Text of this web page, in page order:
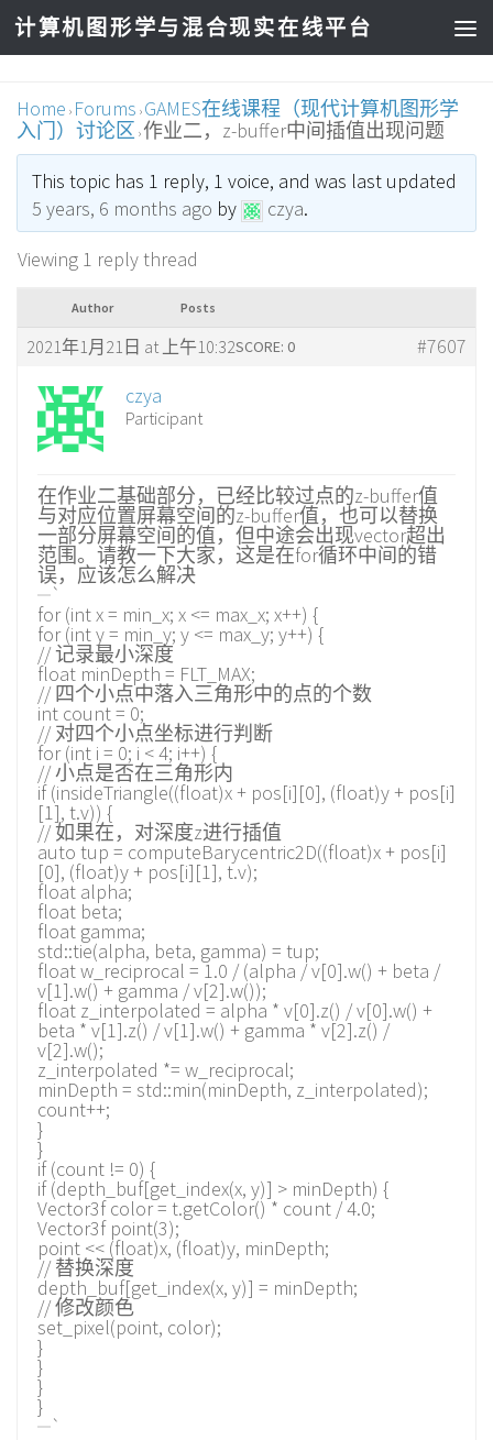
计算机图形学与混合现实在线平台
Home › Forums › GAMES在线课程（现代计算机图形学
入门）讨论区 › 作业二，z-buffer中间插值出现问题
This topic has 1 reply, 1 voice, and was last updated
5 years, 6 months ago by czya.
Viewing 1 reply thread
Author Posts
2021年1月21日 at 上午10:32 #7607
SCORE: 0
czya
Participant
在作业二基础部分，已经比较过点的z-buffer值
与对应位置屏幕空间的z-buffer值，也可以替换
一部分屏幕空间的值，但中途会出现vector超出
范围。请教一下大家，这是在for循环中间的错
误，应该怎么解决
`
for (int x = min_x; x <= max_x; x++) {
for (int y = min_y; y <= max_y; y++) {
// 记录最小深度
float minDepth = FLT_MAX;
// 四个小点中落入三角形中的点的个数
int count = 0;
// 对四个小点坐标进行判断
for (int i = 0; i < 4; i++) {
// 小点是否在三角形内
if (insideTriangle((float)x + pos[i][0], (float)y + pos[i]
[1], t.v)) {
// 如果在，对深度z进行插值
auto tup = computeBarycentric2D((float)x + pos[i]
[0], (float)y + pos[i][1], t.v);
float alpha;
float beta;
float gamma;
std::tie(alpha, beta, gamma) = tup;
float w_reciprocal = 1.0 / (alpha / v[0].w() + beta /
v[1].w() + gamma / v[2].w());
float z_interpolated = alpha * v[0].z() / v[0].w() +
beta * v[1].z() / v[1].w() + gamma * v[2].z() /
v[2].w();
z_interpolated *= w_reciprocal;
minDepth = std::min(minDepth, z_interpolated);
count++;
}
}
if (count != 0) {
if (depth_buf[get_index(x, y)] > minDepth) {
Vector3f color = t.getColor() * count / 4.0;
Vector3f point(3);
point << (float)x, (float)y, minDepth;
// 替换深度
depth_buf[get_index(x, y)] = minDepth;
// 修改颜色
set_pixel(point, color);
}
}
}
}
`